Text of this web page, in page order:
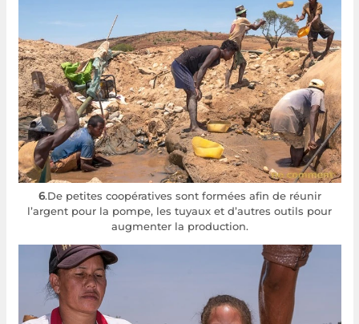
6.De petites coopératives sont formées afin de réunir
l’argent pour la pompe, les tuyaux et d’autres outils pour
augmenter la production.